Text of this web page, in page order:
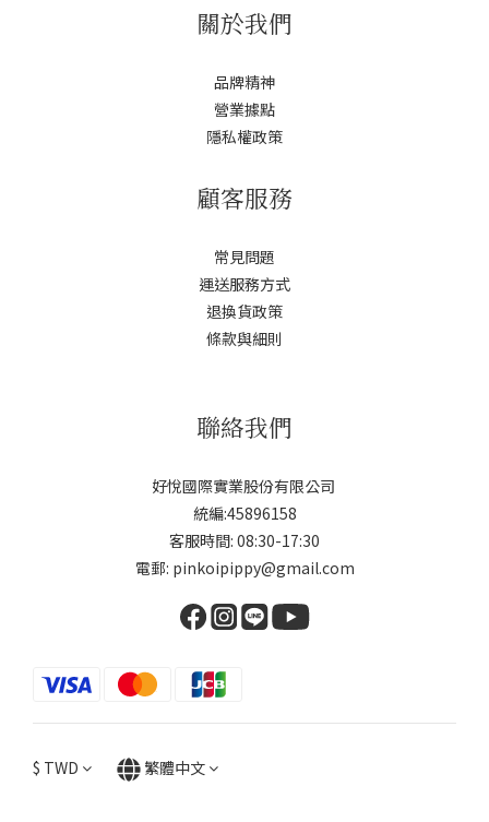
關於我們
品牌精神
營業據點
隱私權政策
顧客服務
常見問題
運送服務方式
退換貨政策
條款與細則
聯絡我們
好悅國際實業股份有限公司
統編:45896158
客服時間: 08:30-17:30
電郵: pinkoipippy@gmail.com
$ TWD 繁體中文